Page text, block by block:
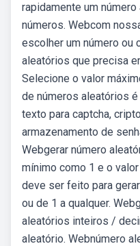
rapidamente um
números. Webcom
escolher um número ou
aleatórios que precisa
Selecione o valor
de números aleatórios
texto para captcha,
armazenamento de
Webgerar número
mínimo como 1 e o
deve ser feito para
ou de 1 a qualquer.
aleatórios inteiros /
aleatório. Webnúmero